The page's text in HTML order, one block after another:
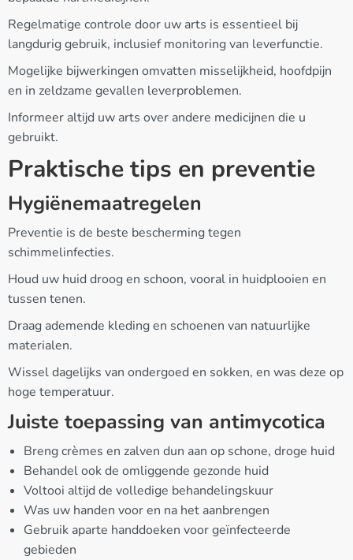
Regelmatige controle door uw arts is essentieel bij
langdurig gebruik, inclusief monitoring van leverfunctie.
Mogelijke bijwerkingen omvatten misselijkheid, hoofdpijn
en in zeldzame gevallen leverproblemen.
Informeer altijd uw arts over andere medicijnen die u
gebruikt.
Praktische tips en preventie
Hygiënemaatregelen
Preventie is de beste bescherming tegen
schimmelinfecties.
Houd uw huid droog en schoon, vooral in huidplooien en
tussen tenen.
Draag ademende kleding en schoenen van natuurlijke
materialen.
Wissel dagelijks van ondergoed en sokken, en was deze op
hoge temperatuur.
Juiste toepassing van antimycotica
Breng crèmes en zalven dun aan op schone, droge huid
Behandel ook de omliggende gezonde huid
Voltooi altijd de volledige behandelingskuur
Was uw handen voor en na het aanbrengen
Gebruik aparte handdoeken voor geïnfecteerde
gebieden